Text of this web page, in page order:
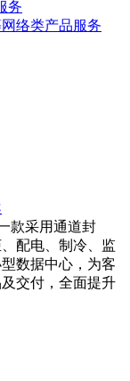
务
络类产品服务
款采用通道封
配电、制冷、监
数据中心，为客
交付，全面提升